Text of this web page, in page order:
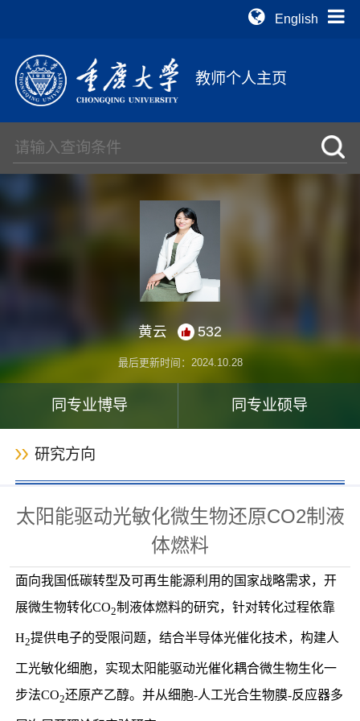
English
教师个人主页
黄云 532
最后更新时间： 2024.10.28
同专业博导 同专业硕导
研究方向
太阳能驱动光敏化微生物还原CO2制液
体燃料
面向我国低碳转型及可再生能源利用的国家战略需求，开
展微生物转化CO2制液体燃料的研究，针对转化过程依靠
H2提供电子的受限问题，结合半导体光催化技术，构建人
工光敏化细胞，实现太阳能驱动光催化耦合微生物生化一
步法CO2还原产乙醇。并从细胞-人工光合生物膜-反应器多